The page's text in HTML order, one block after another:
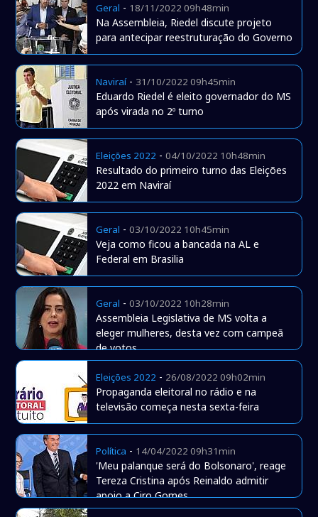
Geral - 18/11/2022 09h48min
Na Assembleia, Riedel discute projeto
para antecipar reestruturação do Governo
Naviraí- 31/10/2022 09h45min
Eduardo Riedel é eleito governador do MS
após virada no 2º turno
Eleições 2022 -04/10/2022 10h48min
Resultado do primeiro turno das Eleições
2022 em Naviraí
Geral -03/10/2022 10h45min
Veja como ficou a bancada na AL e
Federal em Brasilia
Geral -03/10/2022 10h28min
Assembleia Legislativa de MS volta a
eleger mulheres, desta vez com campeã
de votos
Eleições 2022 - 26/08/2022 09h02min
Propaganda eleitoral no rádio e na
televisão começa nesta sexta-feira
Política - 14/04/2022 09h31min
'Meu palanque será do Bolsonaro', reage
Tereza Cristina após Reinaldo admitir
apoio a Ciro Gomes